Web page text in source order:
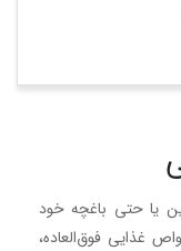
یا حتی باغچه خود
غذایی فوق‌العاده،